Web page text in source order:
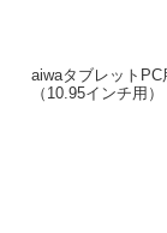
aiwaタブレット
（10.95インチ用